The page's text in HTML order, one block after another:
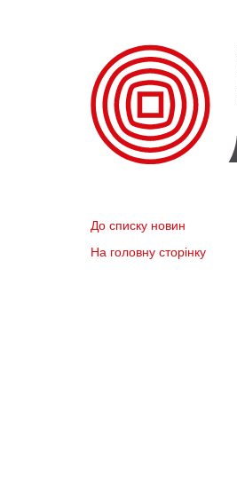
До списку новин
На головну сторінку